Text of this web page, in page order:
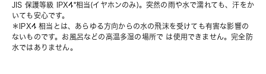
JIS 保護等級 IPX4*相当(イヤホンのみ)。突然の雨や水で濡れても、汗をか
いても安心です。
＊IPX4 相当とは、あらゆる方向からの水の飛沫を受けても有害な影響の
ないものです。お風呂などの高温多湿の場所で は使用できません。完全防
水ではありません。